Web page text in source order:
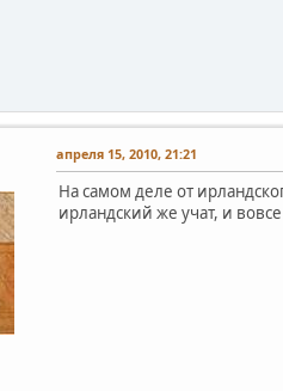
апреля 15, 2010, 21:21
На самом деле от
ирландский же учат, и